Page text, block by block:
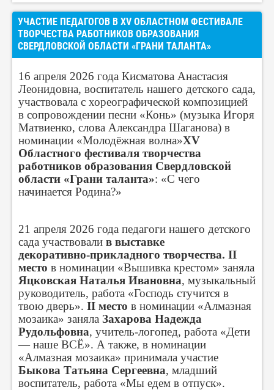
УЧАСТИЕ ПЕДАГОГОВ В XV ОБЛАСТНОМ ФЕСТИВАЛЕ
ТВОРЧЕСТВА РАБОТНИКОВ ОБРАЗОВАНИЯ
СВЕРДЛОВСКОЙ ОБЛАСТИ «ГРАНИ ТАЛАНТА»
16 апреля 2026 года Кисматова Анастасия
Леонидовна, воспитатель нашего детского сада,
участвовала с хореографической композицией
в сопровождении песни «Конь» (музыка Игоря
Матвиенко, слова Александра Шаганова) в
номинации «Молодёжная волна»XV
Областного фестиваля творчества
работников образования Свердловской
области «Грани таланта»: «С чего
начинается Родина?»
21 апреля 2026 года педагоги нашего детского
сада участвовали в выставке
декоративно‑прикладного творчества. II
место в номинации «Вышивка крестом» заняла
Яцковская Наталья Ивановна, музыкальный
руководитель, работа «Господь стучится в
твою дверь». II место в номинации «Алмазная
мозаика» заняла Захарова Надежда
Рудольфовна, учитель‑логопед, работа «Дети
— наше ВСЁ». А также, в номинации
«Алмазная мозаика» принимала участие
Быкова Татьяна Сергеевна, младший
воспитатель, работа «Мы едем в отпуск».